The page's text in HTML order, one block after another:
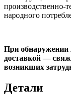
производственно-
народного
При обнаружении
доставкой —
возникших
Детали